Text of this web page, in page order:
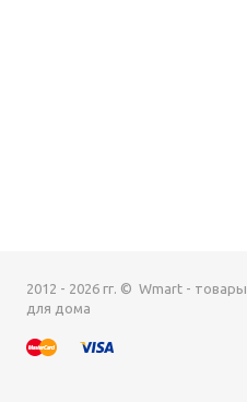
2012 - 2026 гг. © Wmart - товары
для дома